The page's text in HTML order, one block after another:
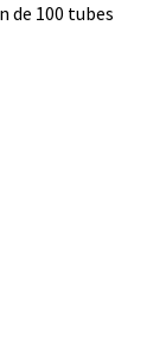
de 100 tubes